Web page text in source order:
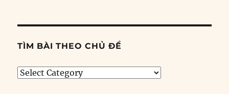
TÌM BÀI THEO CHỦ ĐỀ
Tìm